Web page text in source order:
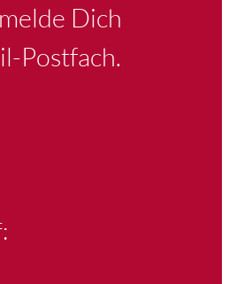
Dich
Postfach.